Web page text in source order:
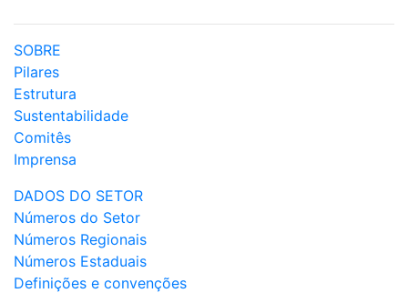
SOBRE
Pilares
Estrutura
Sustentabilidade
Comitês
Imprensa
DADOS DO SETOR
Números do Setor
Números Regionais
Números Estaduais
Definições e convenções